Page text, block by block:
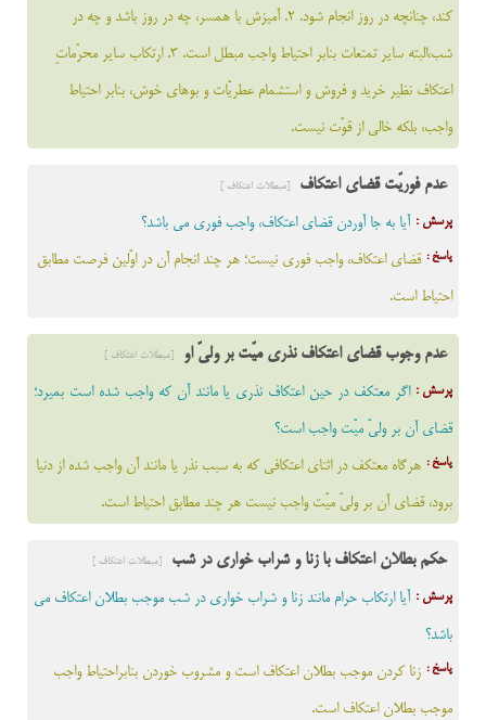
كند، چنانچه در روز انجام شود. 2. آميزش با همسر، چه در روز باشد و چه در
شب،البته سایر تمتعات بنابر احتیاط واجب مبطل است. 3. ارتكاب ساير محرّماتِ
اعتكاف نظير خريد و فروش و استشمام عطريّات و بوهاى خوش، بنابر احتياط
واجب، بلكه خالى از قوّت نيست.
عدم فوریّت قضای اعتکاف [مبطلات اعتکاف ]
پرسش : آیا به جا آوردن قضای اعتکاف، واجب فوری می باشد؟
پاسخ : قضاى اعتكاف، واجب فورى نيست؛ هر چند انجام آن در اوّلين فرصت مطابق
احتياط است.
عدم وجوب قضای اعتکاف نذری میّت بر ولیّ او [مبطلات اعتکاف ]
پرسش : اگر معتکف در حین اعتکاف نذری یا مانند آن که واجب شده است بمیرد؛
قضای آن بر ولیّ میّت واجب است؟
پاسخ : هرگاه معتكف در اثناى اعتكافى كه به سبب نذر يا مانند آن واجب شده از دنيا
برود، قضاى آن بر ولىّ ميّت واجب نيست هر چند مطابق احتياط است.
حکم بطلان اعتکاف با زنا و شراب خواری در شب [مبطلات اعتکاف ]
پرسش : آیا ارتکاب حرام مانند زنا و شراب خواری در شب موجب بطلان اعتکاف می
باشد؟
پاسخ : زنا کردن موجب بطلان اعتکاف است و مشروب خوردن بنابراحتیاط واجب
موجب بطلان اعتکاف است.